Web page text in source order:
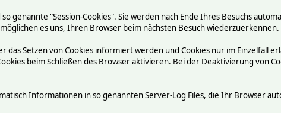
genannte "Session-Cookies". Sie werden nach Ende Ihres Besuchs
es uns, Ihren Browser beim nächsten Besuch wiederzuerkennen.
das Setzen von Cookies informiert werden und Cookies nur im Einzelfall
beim Schließen des Browser aktivieren. Bei der Deaktivierung von
Informationen in so genannten Server-Log Files, die Ihr Browser